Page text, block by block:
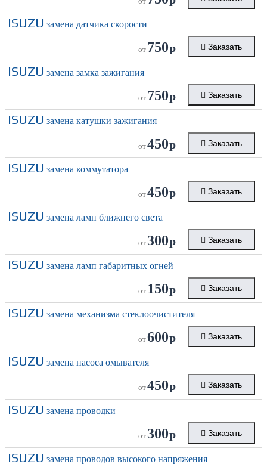
ISUZU замена датчика скорости
от 750р Заказать
ISUZU замена замка зажигания
от 750р Заказать
ISUZU замена катушки зажигания
от450р Заказать
ISUZU замена коммутатора
от450р Заказать
ISUZU замена ламп ближнего света
от 300р Заказать
ISUZU замена ламп габаритных огней
от 150р Заказать
ISUZU замена механизма стеклоочистителя
от600р Заказать
ISUZU замена насоса омывателя
от450р Заказать
ISUZU замена проводки
от 300р Заказать
ISUZU замена проводов высокого напряжения